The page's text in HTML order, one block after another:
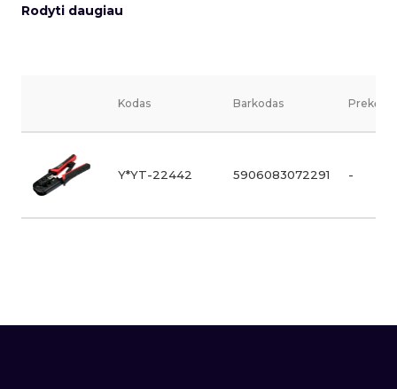
Rodyti daugiau
Kodas Barkodas Prekės
Y*YT-22442 5906083072291 -